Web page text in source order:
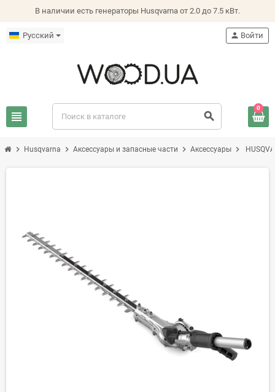
В наличии есть генераторы Husqvarna от 2.0 до 7.5 кВт.
Русский
view_headline search
person Войти
0
chevron_right Husqvarna chevron_right Аксессуары и запасные части chevron_right Аксессуары chevron_right